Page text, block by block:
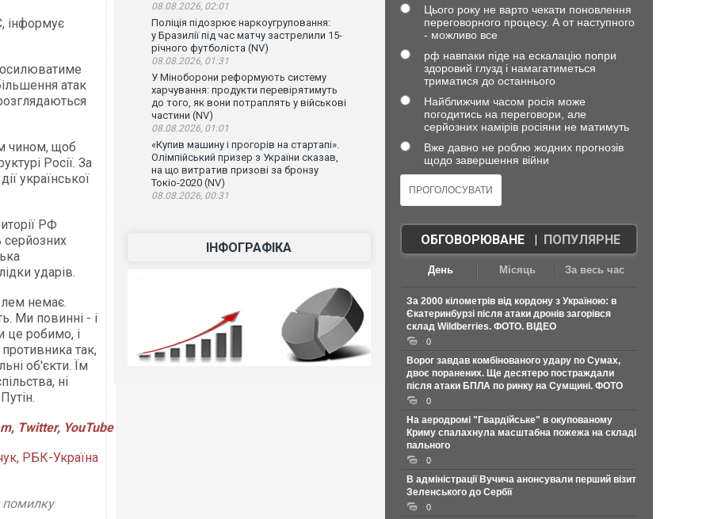
інформує
атак
чином, щоб
Росії. За
української
РФ
серйозних
ударів.
немає.
Ми повинні - і
це робимо, і
так,
об'єкти. Їм
ні
, Twitter, YouTube
РБК-Україна
помилку
08.08.2026, 02:01
Поліція підозрює наркоугруповання:
у Бразилії під час матчу застрелили 15-
річного футболіста (NV)
08.08.2026, 01:31
У Міноборони реформують систему
харчування: продукти перевірятимуть
до того, як вони потраплять у військові
частини (NV)
08.08.2026, 01:01
«Купив машину і прогорів на стартапі».
Олімпійський призер з України сказав,
на що витратив призові за бронзу
Токіо-2020 (NV)
08.08.2026, 00:31
ІНФОГРАФІКА
Цього року не варто чекати поновлення
переговорного процесу. А от наступного
- можливо все
рф навпаки піде на ескалацію попри
здоровий глузд і намагатиметься
триматися до останнього
Найближчим часом росія може
погодитись на переговори, але
серйозних намірів росіяни не матимуть
Вже давно не роблю жодних прогнозів
щодо завершення війни
ОБГОВОРЮВАНЕ| ПОПУЛЯРНЕ
День Місяць За весь час
За 2000 кілометрів від кордону з Україною: в
Єкатеринбурзі після атаки дронів загорівся
склад Wildberries. ФОТО. ВІДЕО
0
Ворог завдав комбінованого удару по Сумах,
двоє поранених. Ще десятеро постраждали
після атаки БПЛА по ринку на Сумщині. ФОТО
0
На аеродромі "Гвардійське" в окупованому
Криму спалахнула масштабна пожежа на складі
пального
0
В адміністрації Вучича анонсували перший візит
Зеленського до Сербії
0